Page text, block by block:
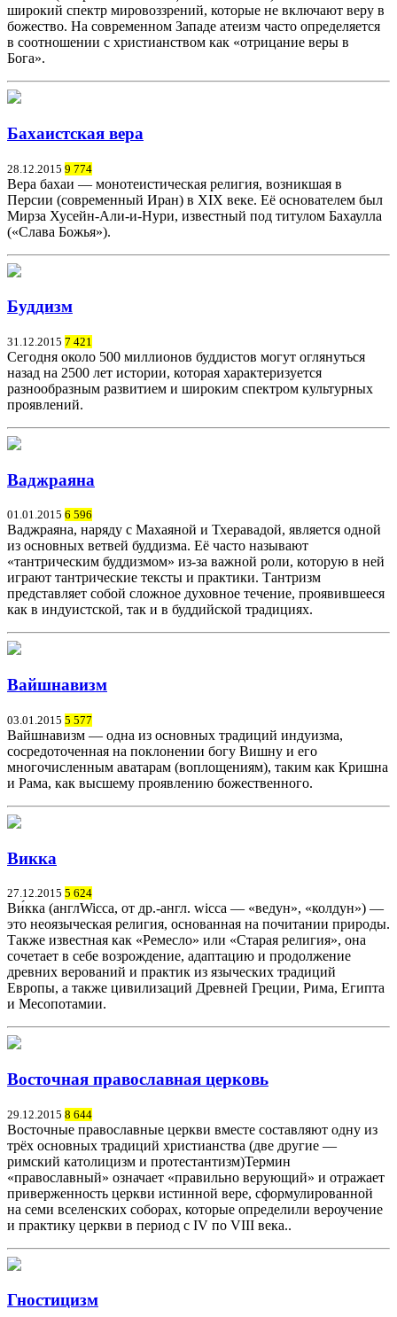
широкий спектр мировоззрений, которые не включают веру в
божество. На современном Западе атеизм часто определяется
в соотношении с христианством как «отрицание веры в
Бога».
Бахаистская вера
28.12.2015 9 774
Вера бахаи — монотеистическая религия, возникшая в
Персии (современный Иран) в XIX веке. Её основателем был
Мирза Хусейн-Али-и-Нури, известный под титулом Бахаулла
(«Слава Божья»).
Буддизм
31.12.2015 7 421
Сегодня около 500 миллионов буддистов могут оглянуться
назад на 2500 лет истории, которая характеризуется
разнообразным развитием и широким спектром культурных
проявлений.
Ваджраяна
01.01.2015 6 596
Ваджраяна, наряду с Махаяной и Тхеравадой, является одной
из основных ветвей буддизма. Её часто называют
«тантрическим буддизмом» из-за важной роли, которую в ней
играют тантрические тексты и практики. Тантризм
представляет собой сложное духовное течение, проявившееся
как в индуистской, так и в буддийской традициях.
Вайшнавизм
03.01.2015 5 577
Вайшнавизм — одна из основных традиций индуизма,
сосредоточенная на поклонении богу Вишну и его
многочисленным аватарам (воплощениям), таким как Кришна
и Рама, как высшему проявлению божественного.
Викка
27.12.2015 5 624
Ви́кка (англWicca, от др.-англ. wicca — «ведун», «колдун») —
это неоязыческая религия, основанная на почитании природы.
Также известная как «Ремесло» или «Старая религия», она
сочетает в себе возрождение, адаптацию и продолжение
древних верований и практик из языческих традиций
Европы, а также цивилизаций Древней Греции, Рима, Египта
и Месопотамии.
Восточная православная церковь
29.12.2015 8 644
Восточные православные церкви вместе составляют одну из
трёх основных традиций христианства (две другие —
римский католицизм и протестантизм)Термин
«православный» означает «правильно верующий» и отражает
приверженность церкви истинной вере, сформулированной
на семи вселенских соборах, которые определили вероучение
и практику церкви в период с IV по VIII века..
Гностицизм